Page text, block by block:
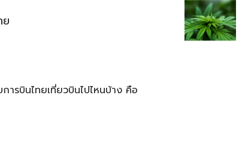
ารบินไทยเที่ยวบินไปไหนบ้าง คือ